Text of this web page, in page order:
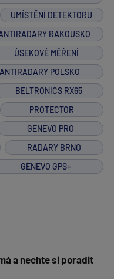
UMÍSTĚNÍ DETEKTORU
RAKOUSKO
ÚSEKOVÉ MĚŘENÍ
ANTIRADARY POLSKO
BELTRONICS RX65
PROTECTOR
GENEVO PRO
RADARY BRNO
GENEVO GPS+
a nechte si poradit